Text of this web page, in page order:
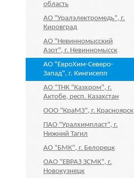
область
АО "Уралэлектромедь", г.
Кировград
АО "Невинномысский
Азот", г. Невинномысск
АО "ЕвроХим-Северо-
Запад", г. Кингисепп
АО "ТНК "Казхром", г.
Актобе, респ. Казахстан
ООО "КраМЗ", г. Красноярск
ПАО "Уралхимпласт", г.
Нижний Тагил
АО "БМК", г. Белорецк
ОАО "ЕВРАЗ ЗСМК", г.
Новокузнецк